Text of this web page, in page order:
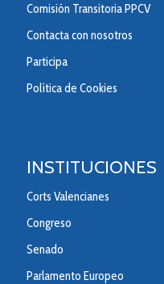
Comisión Transitoria PPCV
Contacta con nosotros
Participa
Política de Cookies
INSTITUCIONES
Corts Valencianes
Congreso
Senado
Parlamento Europeo